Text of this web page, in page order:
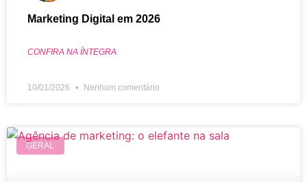
Marketing Digital em 2026
CONFIRA NA ÍNTEGRA
10/01/2026 Nenhum comentário
GERAL